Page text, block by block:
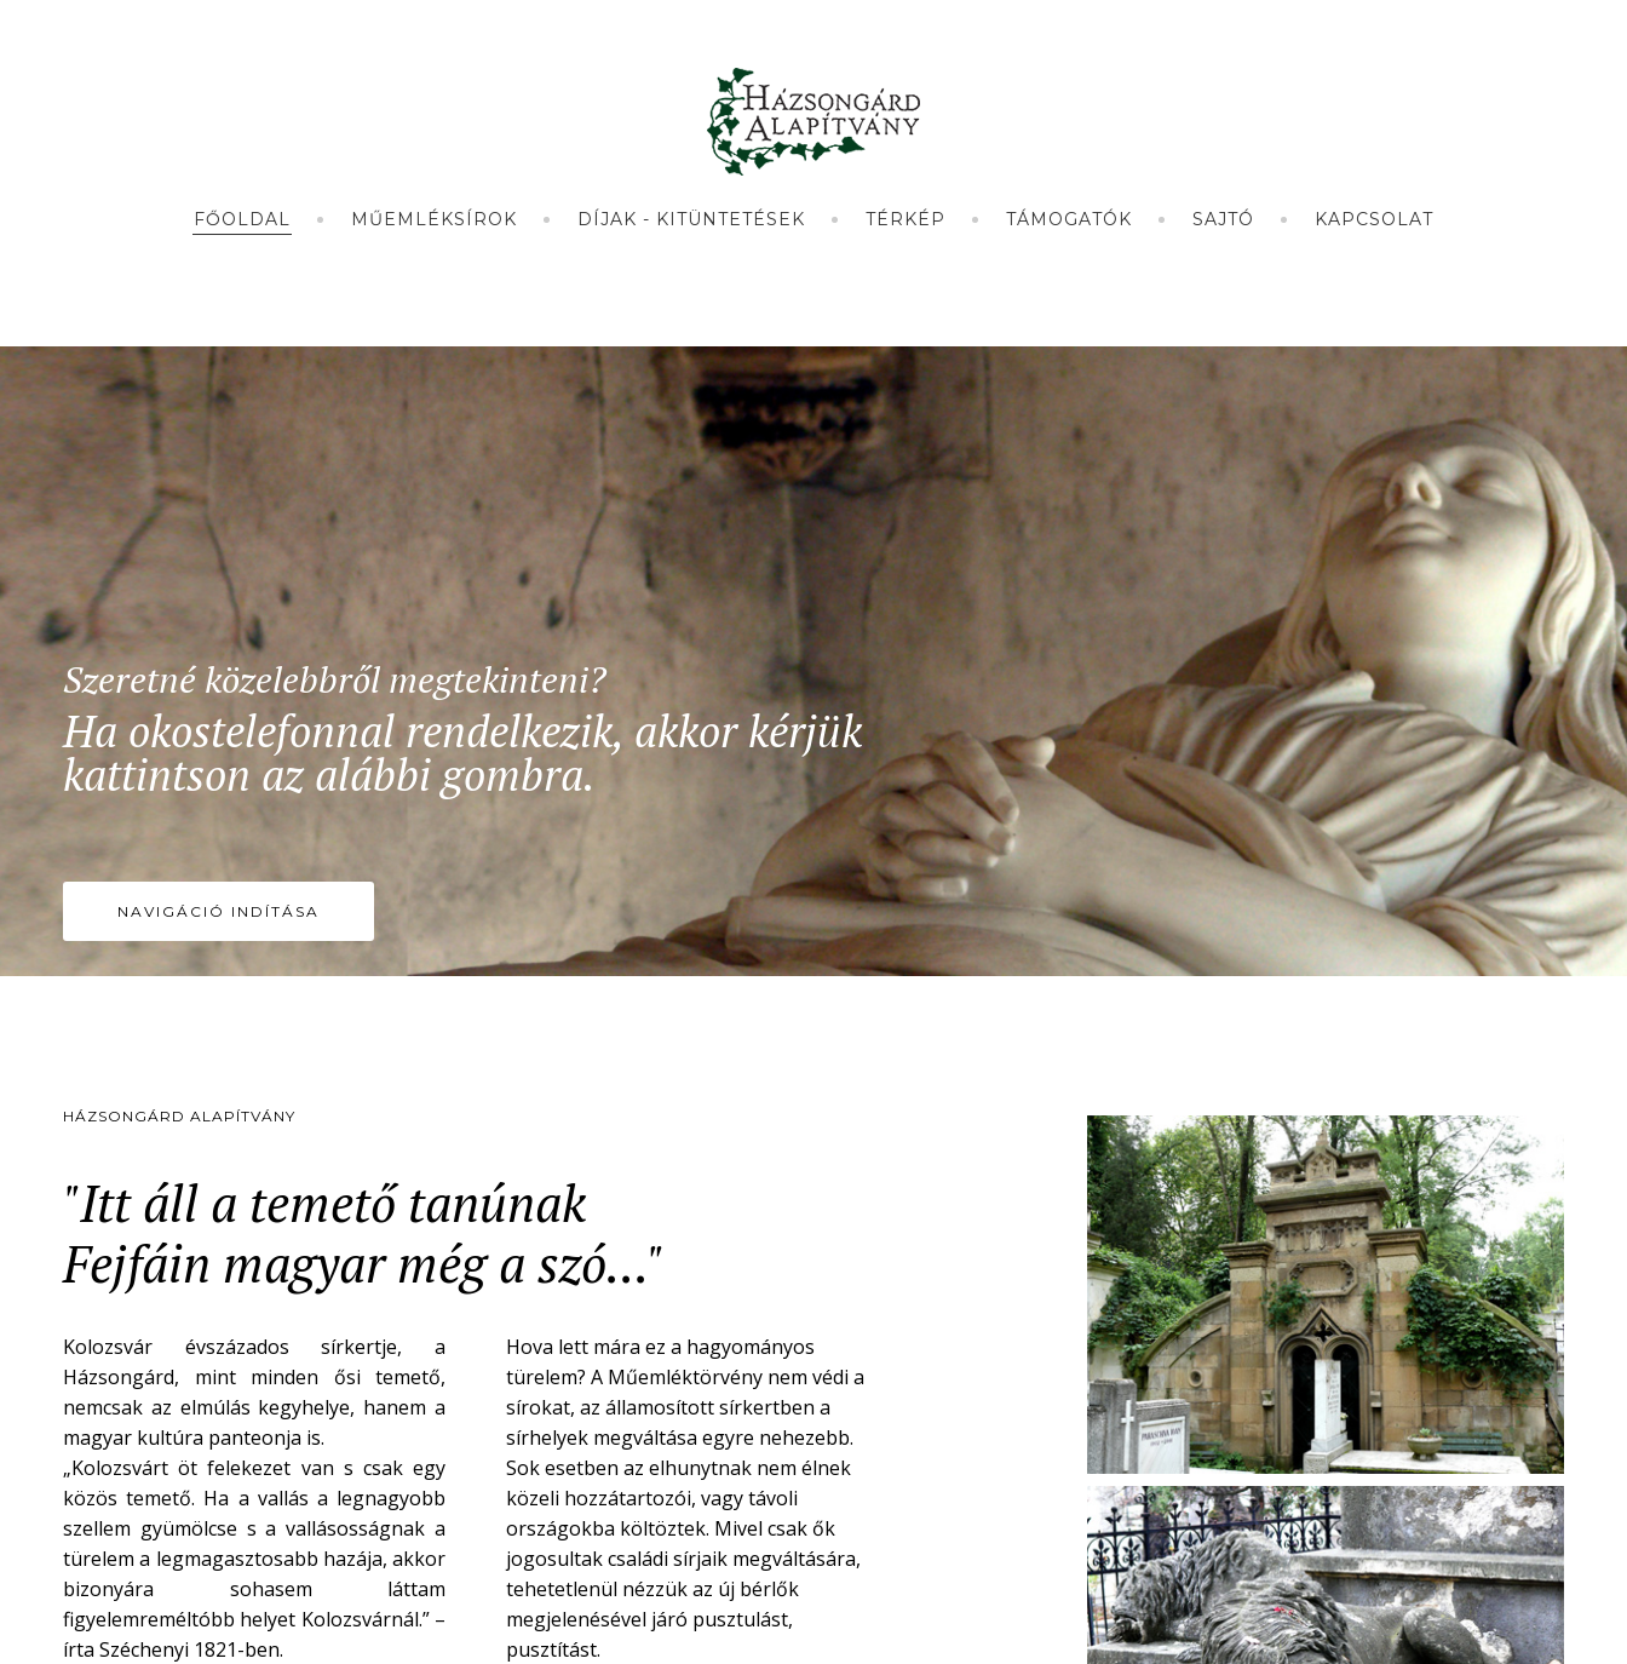
FŐOLDAL MŰEMLÉKSÍROK DÍJAK - KITÜNTETÉSEK TÉRKÉP TÁMOGATÓK SAJTÓ KAPCSOLAT
Szeretné közelebbről megtekinteni?
Ha okostelefonnal rendelkezik, akkor kérjük
kattintson az alábbi gombra.
NAVIGÁCIÓ INDÍTÁSA
HÁZSONGÁRD ALAPÍTVÁNY
"Itt áll a temető tanúnak
Fejfáin magyar még a szó..."
Kolozsvár évszázados sírkertje, a
Házsongárd, mint minden ősi temető,
nemcsak az elmúlás kegyhelye, hanem a
magyar kultúra panteonja is.
„Kolozsvárt öt felekezet van s csak egy
közös temető. Ha a vallás a legnagyobb
szellem gyümölcse s a vallásosságnak a
türelem a legmagasztosabb hazája, akkor
bizonyára sohasem láttam
figyelemreméltóbb helyet Kolozsvárnál.” –
írta Széchenyi 1821-ben.
Hova lett mára ez a hagyományos
türelem? A Műemléktörvény nem védi a
sírokat, az államosított sírkertben a
sírhelyek megváltása egyre nehezebb.
Sok esetben az elhunytnak nem élnek
közeli hozzátartozói, vagy távoli
országokba költöztek. Mivel csak ők
jogosultak családi sírjaik megváltására,
tehetetlenül nézzük az új bérlők
megjelenésével járó pusztulást,
pusztítást.